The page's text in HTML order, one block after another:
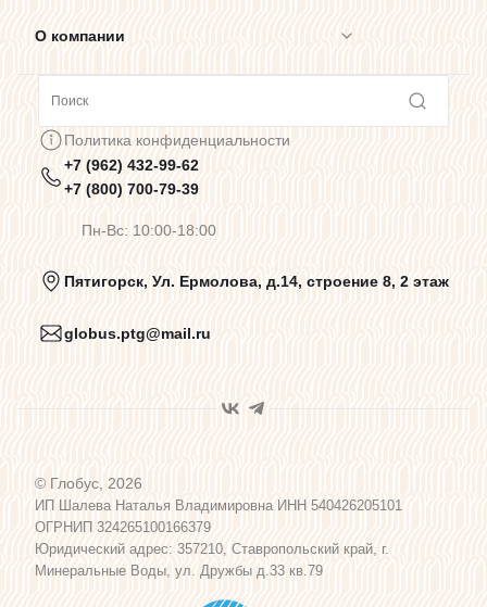
О компании
Предупреждения о цветопередаче
Политика конфиденциальности
Пользовательское соглашение
Программа лояльности
Карта сайта
Политика конфиденциальности
+7 (962) 432-99-62
+7 (800) 700-79-39
Пн-Вс: 10:00-18:00
Пятигорск, Ул. Ермолова, д.14, строение 8, 2 этаж
globus.ptg@mail.ru
© Глобус, 2026
ИП Шалева Наталья Владимировна ИНН 540426205101
ОГРНИП 324265100166379
Юридический адрес: 357210, Ставропольский край, г.
Минеральные Воды, ул. Дружбы д.33 кв.79